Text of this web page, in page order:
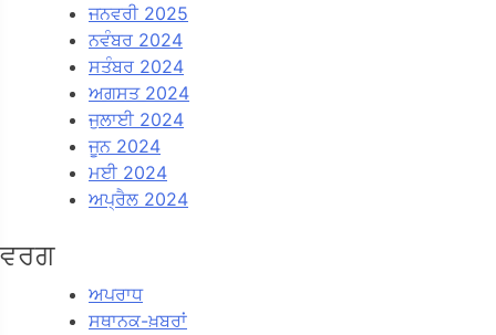
ਜਨਵਰੀ 2025
ਨਵੰਬਰ 2024
ਸਤੰਬਰ 2024
ਅਗਸਤ 2024
ਜੁਲਾਈ 2024
ਜੂਨ 2024
ਮਈ 2024
ਅਪ੍ਰੈਲ 2024
ਵਰਗ
ਅਪਰਾਧ
ਸਥਾਨਕ-ਖ਼ਬਰਾਂ